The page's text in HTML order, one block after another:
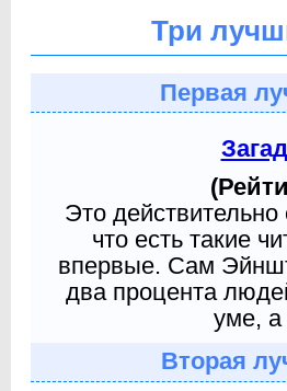
Три
Первая
Это
что есть такие
впервые. Сам
два процента
уме, а
Вторая